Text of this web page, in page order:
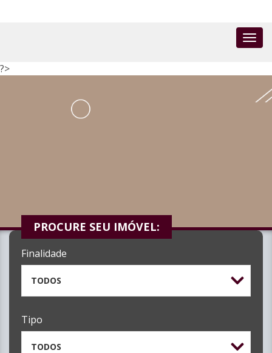
?>
PROCURE SEU IMÓVEL:
Finalidade
TODOS
Tipo
TODOS